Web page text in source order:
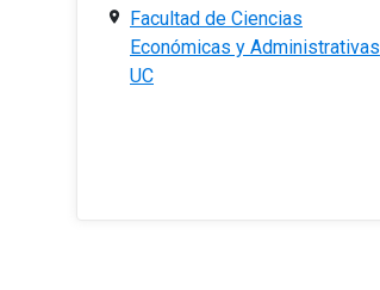
Facultad de Ciencias
Económicas y Administrativas
UC